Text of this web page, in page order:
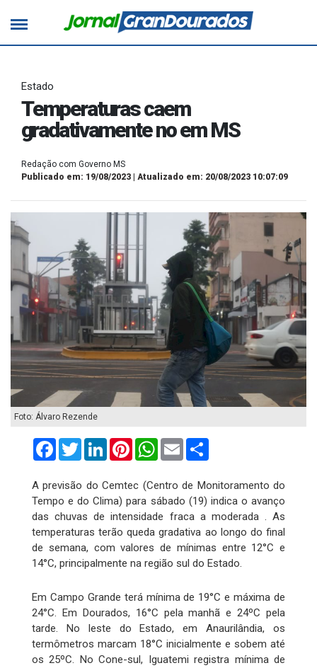
Estado
Temperaturas caem
gradativamente no em MS
Redação com Governo MS
Publicado em: 19/08/2023 | Atualizado em: 20/08/2023 10:07:09
Foto: Álvaro Rezende
FacebookTwitterLinkedInPinterestWhatsApp
Email
A previsão do Cemtec (Centro de Monitoramento do
Tempo e do Clima) para sábado (19) indica o avanço
das chuvas de intensidade fraca a moderada . As
temperaturas terão queda gradativa ao longo do final
de semana, com valores de mínimas entre 12°C e
14°C, principalmente na região sul do Estado.
Em Campo Grande terá mínima de 19°C e máxima de
24°C. Em Dourados, 16°C pela manhã e 24ºC pela
tarde. No leste do Estado, em Anaurilândia, os
termômetros marcam 18°C inicialmente e sobem até
os 25ºC. No Cone-sul, Iguatemi registra mínima de